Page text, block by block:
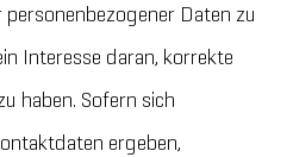
Daten zu
Interesse daran, korrekte
haben. Sofern sich
ergeben,